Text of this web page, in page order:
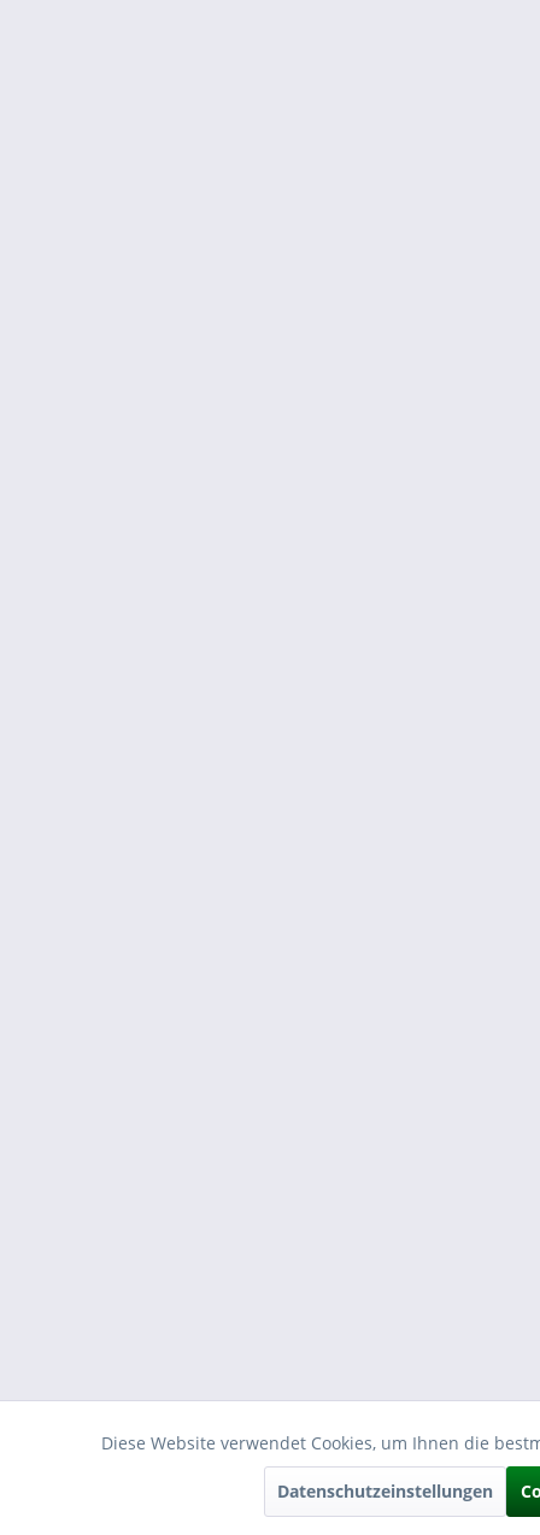
FunktionaleDiese Website verwendet Cookies, um Ihnen die
Datenschutzeinstellungen